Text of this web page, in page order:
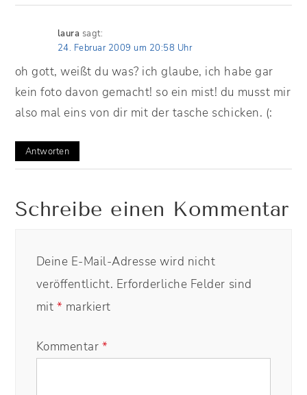
laura sagt:
24. Februar 2009 um 20:58 Uhr
oh gott, weißt du was? ich glaube, ich habe gar
kein foto davon gemacht! so ein mist! du musst mir
also mal eins von dir mit der tasche schicken. (:
Antworten
Schreibe einen Kommentar
Deine E-Mail-Adresse wird nicht
veröffentlicht. Erforderliche Felder sind
mit * markiert
Kommentar *